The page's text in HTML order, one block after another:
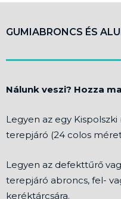
GUMIABRONCS ÉS
Nálunk veszi? Hozza
Legyen az egy
terepjáró (24 colos
Legyen az defekttűrő
terepjáró abroncs, fel-
keréktárcsára.